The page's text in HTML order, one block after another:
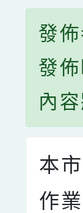
發
發
內
本
作